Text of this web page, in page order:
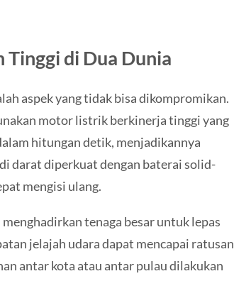
di Dua Dunia
aspek yang tidak bisa dikompromikan.
motor listrik berkinerja tinggi yang
hitungan detik, menjadikannya
darat diperkuat dengan baterai solid-
mengisi ulang.
tenaga besar untuk lepas
jelajah udara dapat mencapai ratusan
antar kota atau antar pulau dilakukan